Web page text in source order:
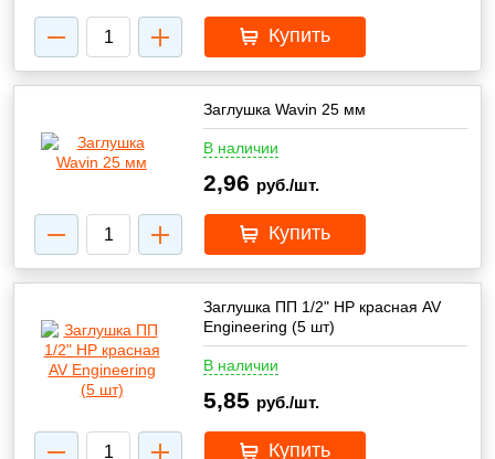
Купить
Заглушка Wavin 25 мм
В наличии
2,96 руб./шт.
Купить
Заглушка ПП 1/2" НР красная AV
Engineering (5 шт)
В наличии
5,85 руб./шт.
Купить